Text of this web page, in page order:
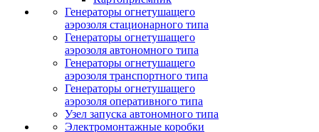
Генераторы огнетушащего
аэрозоля стационарного типа
Генераторы огнетушащего
аэрозоля автономного типа
Генераторы огнетушащего
аэрозоля транспортного типа
Генераторы огнетушащего
аэрозоля оперативного типа
Узел запуска автономного типа
Электромонтажные коробки